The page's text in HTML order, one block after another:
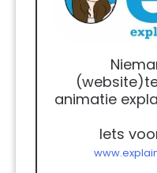
animatie
Iets